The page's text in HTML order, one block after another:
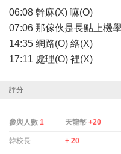
06:08 幹麻(X) 嘛(O)
07:06 那傢伙是長點上機
14:35 網路(O) 絡(X)
17:11 處理(O) 裡(X)
評分
參與人數 1 天龍幣 +20
韓校長 + 20